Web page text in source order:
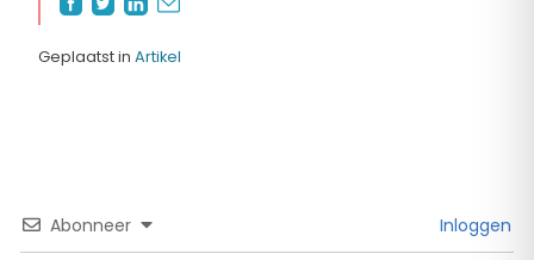
Geplaatst in Artikel
Abonneer Inloggen